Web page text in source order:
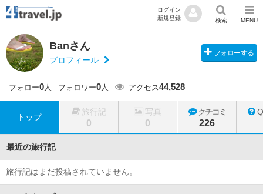
ログイン
新規登録
検索 MENU
Banさん
プロフィール
フォローする
フォロー0人 フォロワー0人 アクセス44,528
トップ
旅行記
0
写真
0
クチコミ
226
最近の旅行記
旅行記はまだ投稿されていません。